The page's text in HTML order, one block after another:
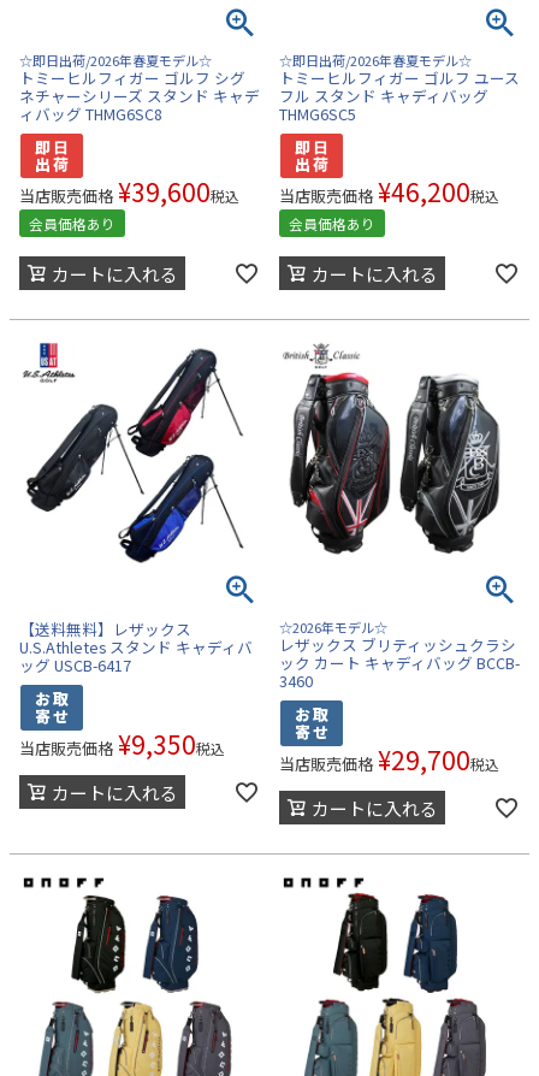
☆即日出荷/2026年春夏モデル☆
トミーヒルフィガー ゴルフ シグ
ネチャーシリーズ スタンド キャデ
ィバッグ THMG6SC8
当店販売価格 ¥39,600税込
会員価格あり
カートに入れる
☆即日出荷/2026年春夏モデル☆
トミーヒルフィガー ゴルフ ユース
フル スタンド キャディバッグ
THMG6SC5
当店販売価格 ¥46,200税込
会員価格あり
カートに入れる
【送料無料】レザックス
U.S.Athletes スタンド キャディバ
ッグ USCB-6417
当店販売価格 ¥9,350税込
カートに入れる
☆2026年モデル☆
レザックス ブリティッシュクラシ
ック カート キャディバッグ BCCB-
3460
当店販売価格 ¥29,700税込
カートに入れる